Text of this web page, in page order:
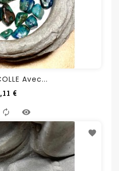
Avec...
€